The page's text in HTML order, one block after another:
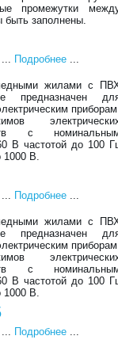
промежутки
заполнены.
... Подробнее ...
жилами с
предназначен
с
В частотой до 100
1000 В.
... Подробнее ...
жилами с
предназначен
с
В частотой до 100
1000 В.
... Подробнее ...